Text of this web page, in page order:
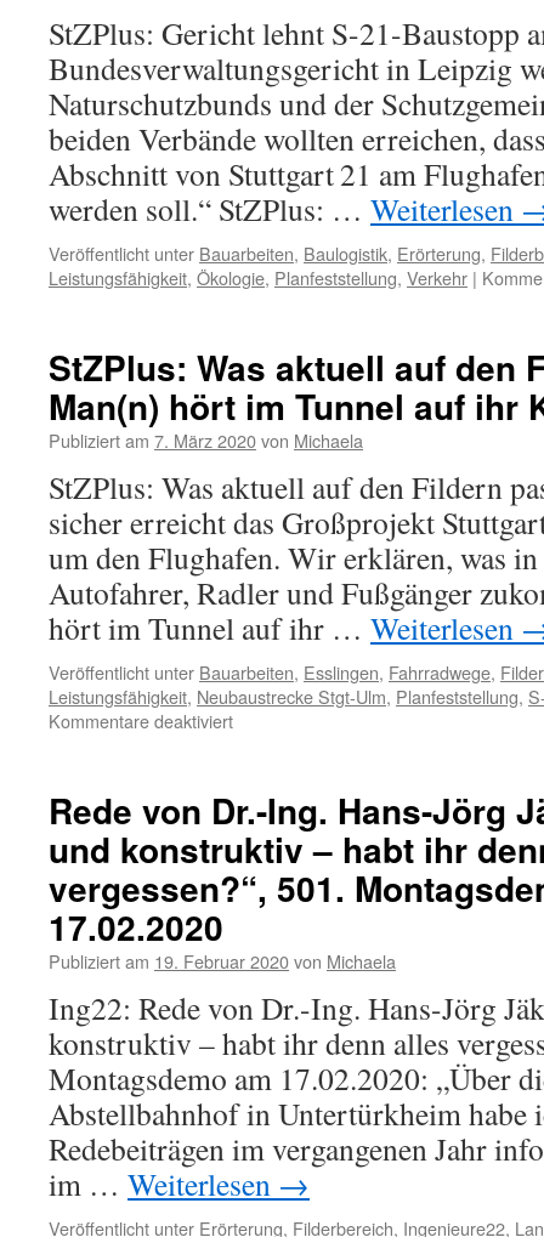
StZPlus: Gericht lehnt S-21-Baustopp
Bundesverwaltungsgericht in Leipzig
Naturschutzbunds und der
beiden Verbände wollten erreichen,
Abschnitt von Stuttgart 21 am
werden soll.“ StZPlus: … Weiterlesen
Veröffentlicht unter Bauarbeiten, Baulogistik, Erörterung,
Leistungsfähigkeit, Ökologie, Planfeststellung, Verkehr |
StZPlus: Was aktuell auf den
Man(n) hört im Tunnel auf ihr
Publiziert am 7. März 2020von Michaela
StZPlus: Was aktuell auf den Fildern
sicher erreicht das Großprojekt
um den Flughafen. Wir erklären, was
Autofahrer, Radler und Fußgänger
hört im Tunnel auf ihr … Weiterlesen
Veröffentlicht unter Bauarbeiten, Esslingen, Fahrradwege,
Leistungsfähigkeit, Neubaustrecke Stgt-Ulm, Planfeststellung,
Kommentare deaktiviert
Rede von Dr.-Ing. Hans-Jörg
und konstruktiv – habt ihr
vergessen?“, 501.
17.02.2020
Publiziert am 19. Februar 2020von Michaela
Ing22: Rede von Dr.-Ing. Hans-Jörg
konstruktiv – habt ihr denn alles
Montagsdemo am 17.02.2020: „Über
Abstellbahnhof in Untertürkheim habe
Redebeiträgen im vergangenen Jahr
im … Weiterlesen →
Veröffentlicht unter Erörterung, Filderbereich, Ingenieure22,